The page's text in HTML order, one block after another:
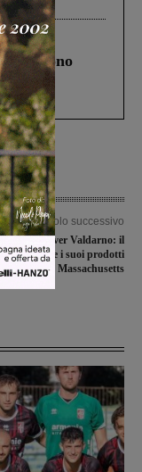
morirono
il
Articolo successivo
Discover Valdarno: il
fa conoscere i suoi prodotti
Springfield, Massachusetts